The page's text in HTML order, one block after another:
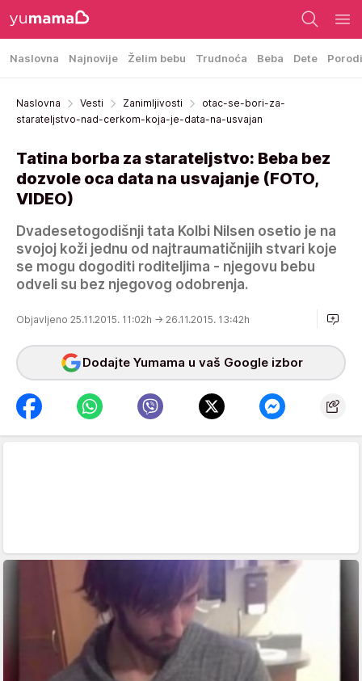
Naslovna Najnovije Želim bebu Trudnoća Beba Dete
Naslovna Vesti Zanimljivosti
otac-se-bori-za-
starateljstvo-nad-cerkom-koja-je-data-na-usvajan
Tatina borba za starateljstvo: Beba bez
dozvole oca data na usvajanje (FOTO,
VIDEO)
Dvadesetogodišnji tata Kolbi Nilsen osetio je na
svojoj koži jednu od najtraumatičnijih stvari koje
se mogu dogoditi roditeljima - njegovu bebu
odveli su bez njegovog odobrenja.
Objavljeno 25.11.2015. 11:02h → 26.11.2015. 13:42h
Dodajte Yumama u vaš Google izbor